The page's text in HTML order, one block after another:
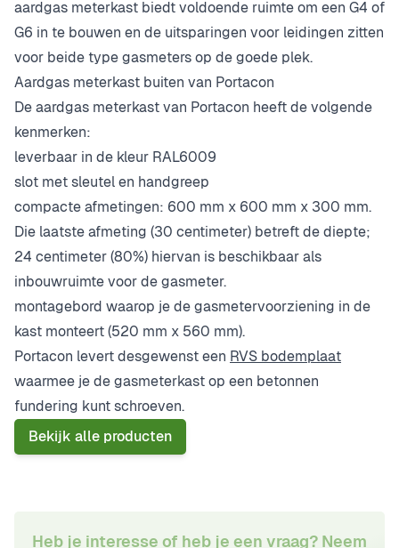
aardgas meterkast biedt voldoende ruimte om een G4 of
G6 in te bouwen en de uitsparingen voor leidingen zitten
voor beide type gasmeters op de goede plek.
Aardgas meterkast buiten van Portacon
De aardgas meterkast van Portacon heeft de volgende
kenmerken:
leverbaar in de kleur RAL6009
slot met sleutel en handgreep
compacte afmetingen: 600 mm x 600 mm x 300 mm.
Die laatste afmeting (30 centimeter) betreft de diepte;
24 centimeter (80%) hiervan is beschikbaar als
inbouwruimte voor de gasmeter.
montagebord waarop je de gasmetervoorziening in de
kast monteert (520 mm x 560 mm).
Portacon levert desgewenst een RVS bodemplaat
waarmee je de gasmeterkast op een betonnen
fundering kunt schroeven.
Bekijk alle producten
Heb je interesse of heb je een vraag? Neem